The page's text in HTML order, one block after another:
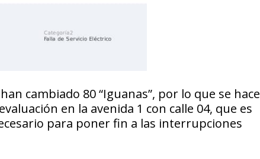
cambiado 80 “Iguanas”, por lo que se hace
en la avenida 1 con calle 04, que es
para poner fin a las interrupciones